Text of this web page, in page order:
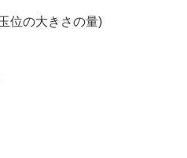
位の大きさの量)